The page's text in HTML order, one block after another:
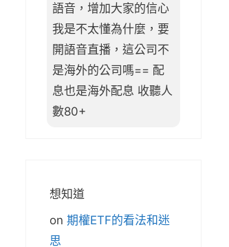
語音，增加大家的信心
我是不太懂為什麼，要
開語音直播，這公司不
是海外的公司嗎== 配
息也是海外配息 收聽人
數80+
想知道
on 期權ETF的看法和迷
思